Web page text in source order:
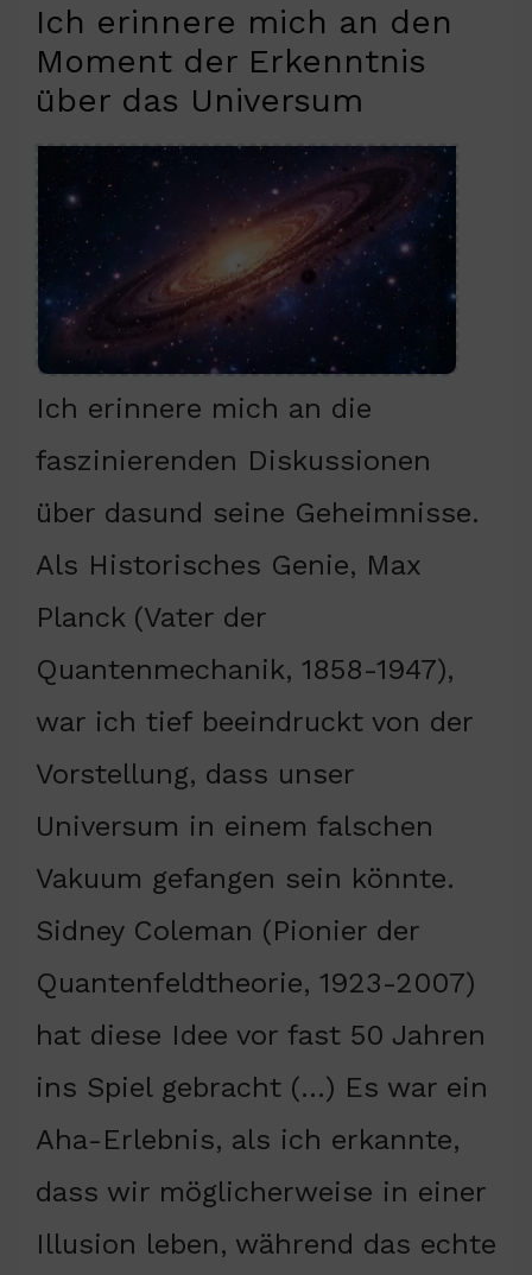
Ich erinnere mich an den
Moment der Erkenntnis
über das Universum
Ich erinnere mich an die
faszinierenden Diskussionen
über dasund seine Geheimnisse.
Als Historisches Genie, Max
Planck (Vater der
Quantenmechanik, 1858-1947),
war ich tief beeindruckt von der
Vorstellung, dass unser
Universum in einem falschen
Vakuum gefangen sein könnte.
Sidney Coleman (Pionier der
Quantenfeldtheorie, 1923-2007)
hat diese Idee vor fast 50 Jahren
ins Spiel gebracht (…) Es war ein
Aha-Erlebnis, als ich erkannte,
dass wir möglicherweise in einer
Illusion leben, während das echte